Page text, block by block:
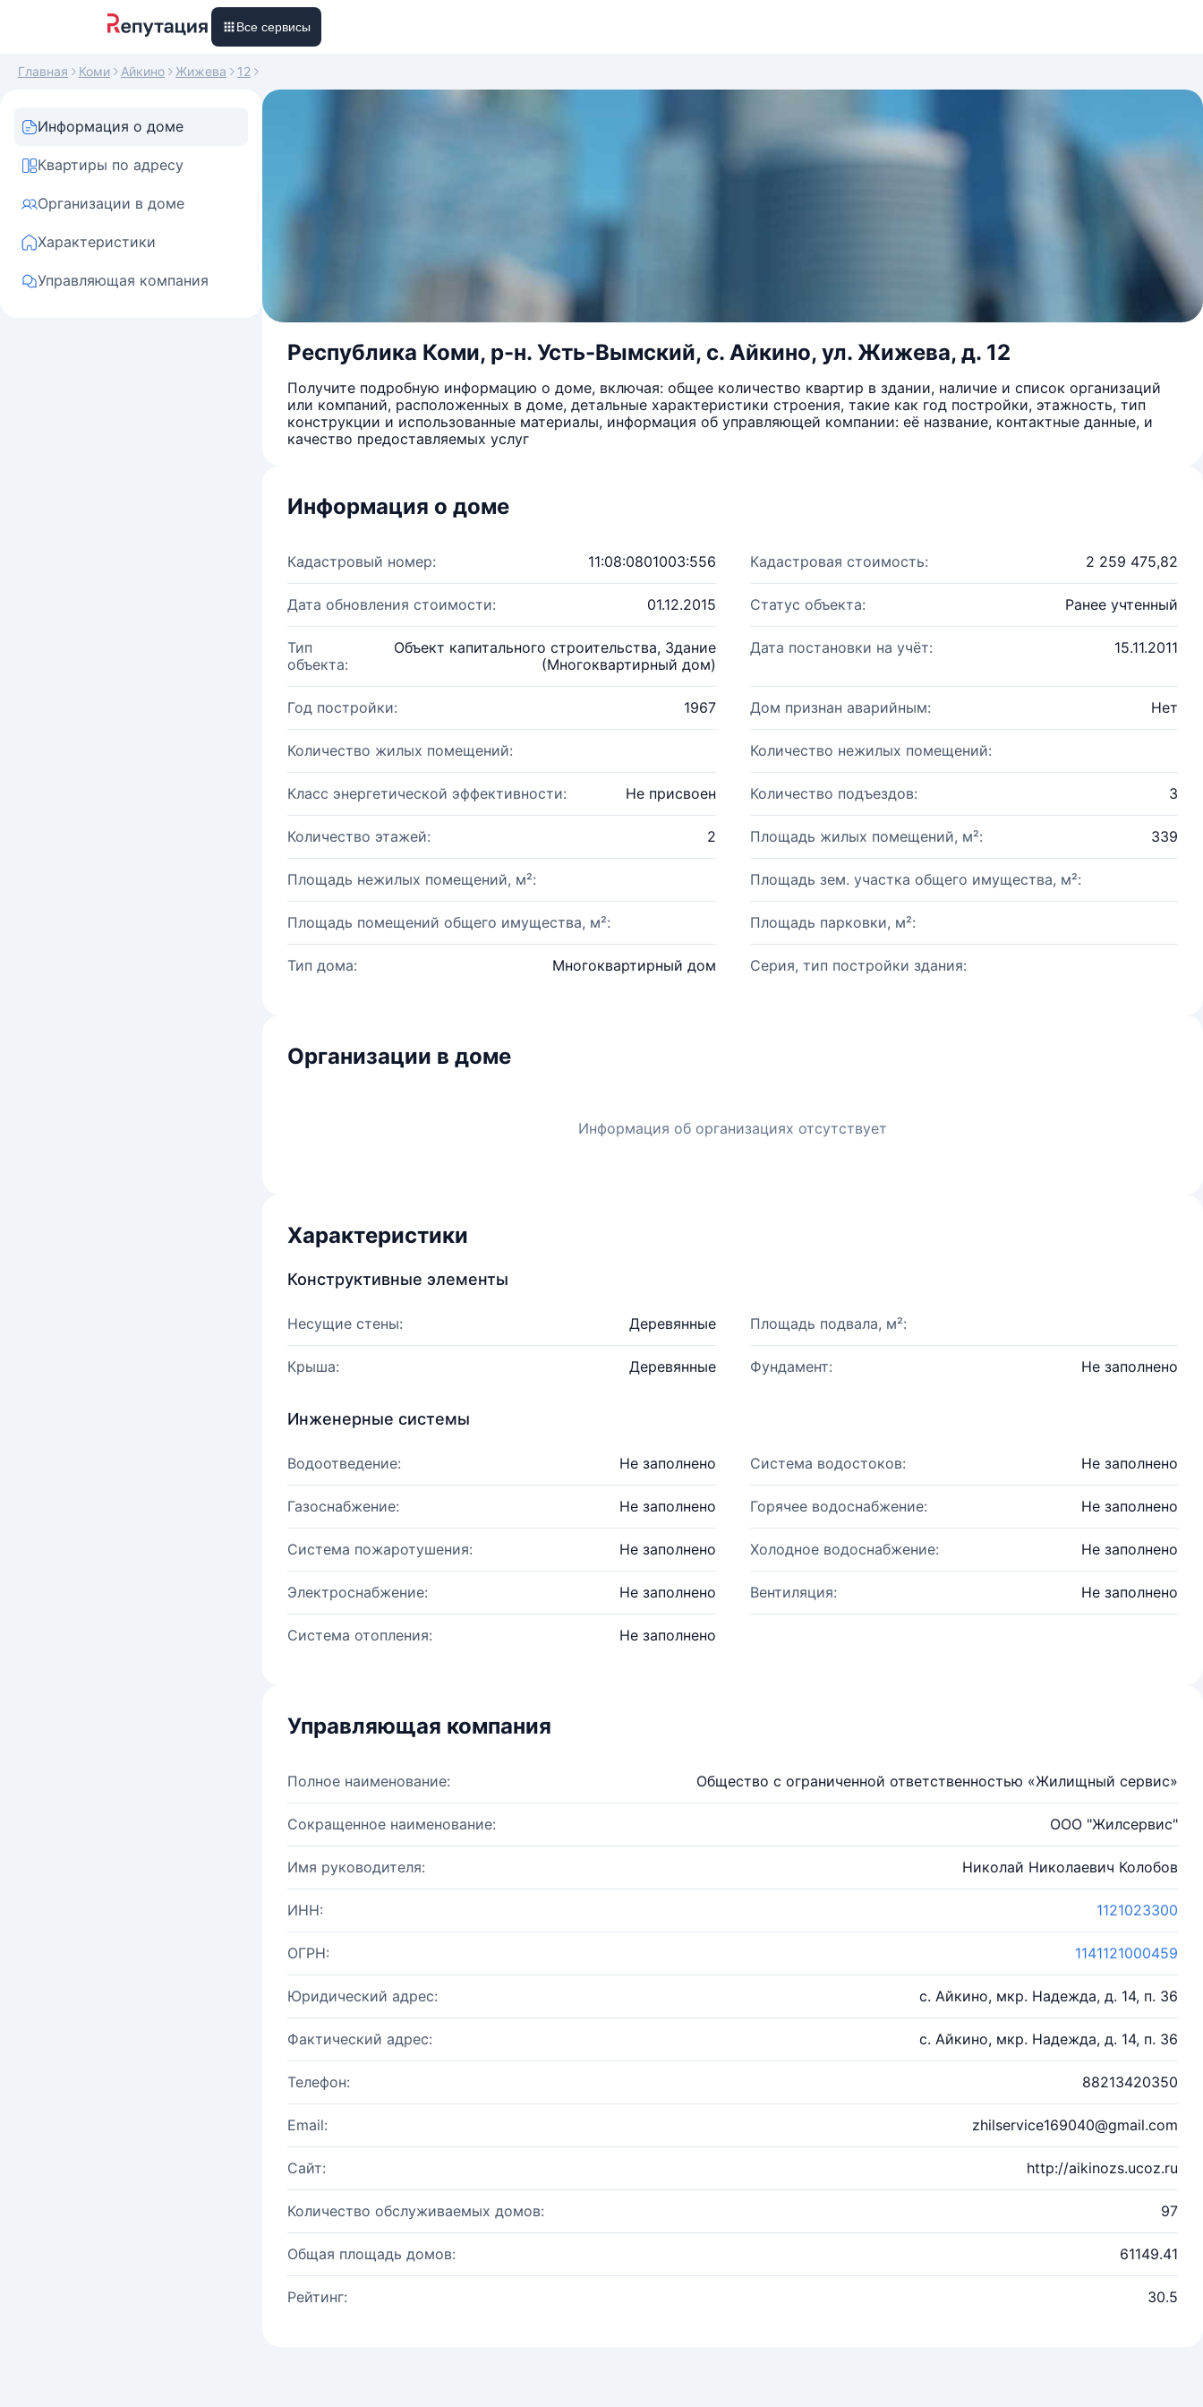
Все сервисы
Главная Коми Айкино Жижева 12
Информация о доме
Квартиры по адресу
Организации в доме
Характеристики
Управляющая компания
Республика Коми, р-н. Усть-Вымский, с. Айкино, ул. Жижева, д. 12
Получите подробную информацию о доме, включая: общее количество квартир в здании, наличие и список организаций
или компаний, расположенных в доме, детальные характеристики строения, такие как год постройки, этажность, тип
конструкции и использованные материалы, информация об управляющей компании: её название, контактные данные, и
качество предоставляемых услуг
Информация о доме
Кадастровый номер: 11:08:0801003:556 Кадастровая стоимость: 2 259 475,82
Дата обновления стоимости: 01.12.2015 Статус объекта: Ранее учтенный
Тип
объекта:
Объект капитального строительства, Здание
(Многоквартирный дом)
Дата постановки на учёт: 15.11.2011
Год постройки: 1967 Дом признан аварийным: Нет
Количество жилых помещений: Количество нежилых помещений:
Класс энергетической эффективности: Не присвоен Количество подъездов: 3
Количество этажей: 2 Площадь жилых помещений, м²: 339
Площадь нежилых помещений, м²: Площадь зем. участка общего имущества, м²:
Площадь помещений общего имущества, м²: Площадь парковки, м²:
Тип дома: Многоквартирный дом Серия, тип постройки здания:
Организации в доме
Информация об организациях отсутствует
Характеристики
Конструктивные элементы
Несущие стены: Деревянные Площадь подвала, м²:
Крыша: Деревянные Фундамент: Не заполнено
Инженерные системы
Водоотведение: Не заполнено Система водостоков: Не заполнено
Газоснабжение: Не заполнено Горячее водоснабжение: Не заполнено
Система пожаротушения: Не заполнено Холодное водоснабжение: Не заполнено
Электроснабжение: Не заполнено Вентиляция: Не заполнено
Система отопления: Не заполнено
Управляющая компания
Полное наименование: Общество с ограниченной ответственностью «Жилищный сервис»
Сокращенное наименование: ООО "Жилсервис"
Имя руководителя: Николай Николаевич Колобов
ИНН: 1121023300
ОГРН: 1141121000459
Юридический адрес: с. Айкино, мкр. Надежда, д. 14, п. 36
Фактический адрес: с. Айкино, мкр. Надежда, д. 14, п. 36
Телефон: 88213420350
Email: zhilservice169040@gmail.com
Сайт: http://aikinozs.ucoz.ru
Количество обслуживаемых домов: 97
Общая площадь домов: 61149.41
Рейтинг: 30.5